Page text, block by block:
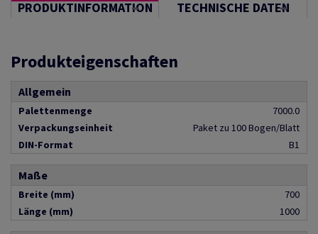
PRODUKTINFORMATION TECHNISCHE DATEN
Produkteigenschaften
Allgemein
Palettenmenge
7000.0
Verpackungseinheit
Paket zu 100 Bogen/Blatt
DIN-Format
B1
Maße
Breite (mm)
700
Länge (mm)
1000